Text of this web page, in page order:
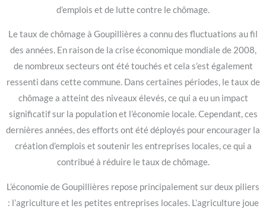
d’emplois et de lutte contre le chômage.
Le taux de chômage à Goupillières a connu des fluctuations au fil
des années. En raison de la crise économique mondiale de 2008,
de nombreux secteurs ont été touchés et cela s’est également
ressenti dans cette commune. Dans certaines périodes, le taux de
chômage a atteint des niveaux élevés, ce qui a eu un impact
significatif sur la population et l’économie locale. Cependant, ces
dernières années, des efforts ont été déployés pour encourager la
création d’emplois et soutenir les entreprises locales, ce qui a
contribué à réduire le taux de chômage.
L’économie de Goupillières repose principalement sur deux piliers
: l’agriculture et les petites entreprises locales. L’agriculture joue